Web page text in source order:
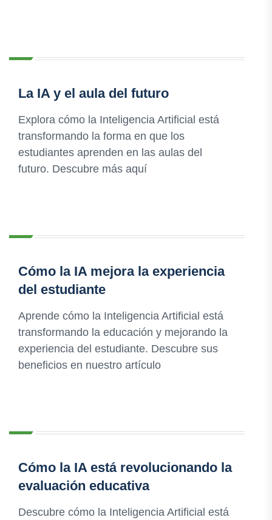
La IA y el aula del futuro
Explora cómo la Inteligencia Artificial está
transformando la forma en que los
estudiantes aprenden en las aulas del
futuro. Descubre más aquí
Cómo la IA mejora la experiencia
del estudiante
Aprende cómo la Inteligencia Artificial está
transformando la educación y mejorando la
experiencia del estudiante. Descubre sus
beneficios en nuestro artículo
Cómo la IA está revolucionando la
evaluación educativa
Descubre cómo la Inteligencia Artificial está